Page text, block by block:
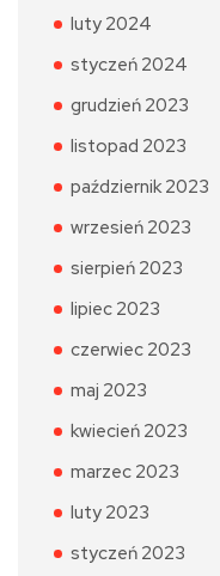
luty 2024
styczeń 2024
grudzień 2023
listopad 2023
październik 2023
wrzesień 2023
sierpień 2023
lipiec 2023
czerwiec 2023
maj 2023
kwiecień 2023
marzec 2023
luty 2023
styczeń 2023